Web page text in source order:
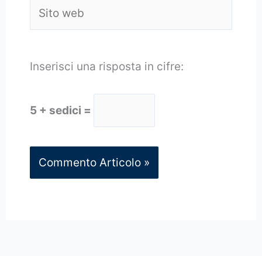
web
Inserisci una risposta in cifre:
5 + sedici =